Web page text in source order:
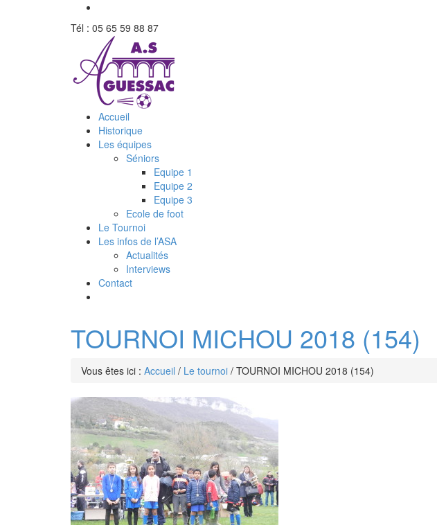
Tél : 05 65 59 88 87
Accueil
Historique
Les équipes
Séniors
Equipe 1
Equipe 2
Equipe 3
Ecole de foot
Le Tournoi
Les infos de l’ASA
Actualités
Interviews
Contact
TOURNOI MICHOU 2018 (154)
Vous êtes ici : Accueil / Le tournoi / TOURNOI MICHOU 2018 (154)